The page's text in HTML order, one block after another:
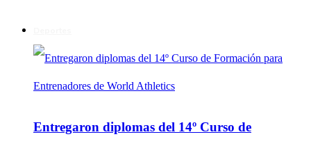
Entregaron diplomas del 14º Curso de